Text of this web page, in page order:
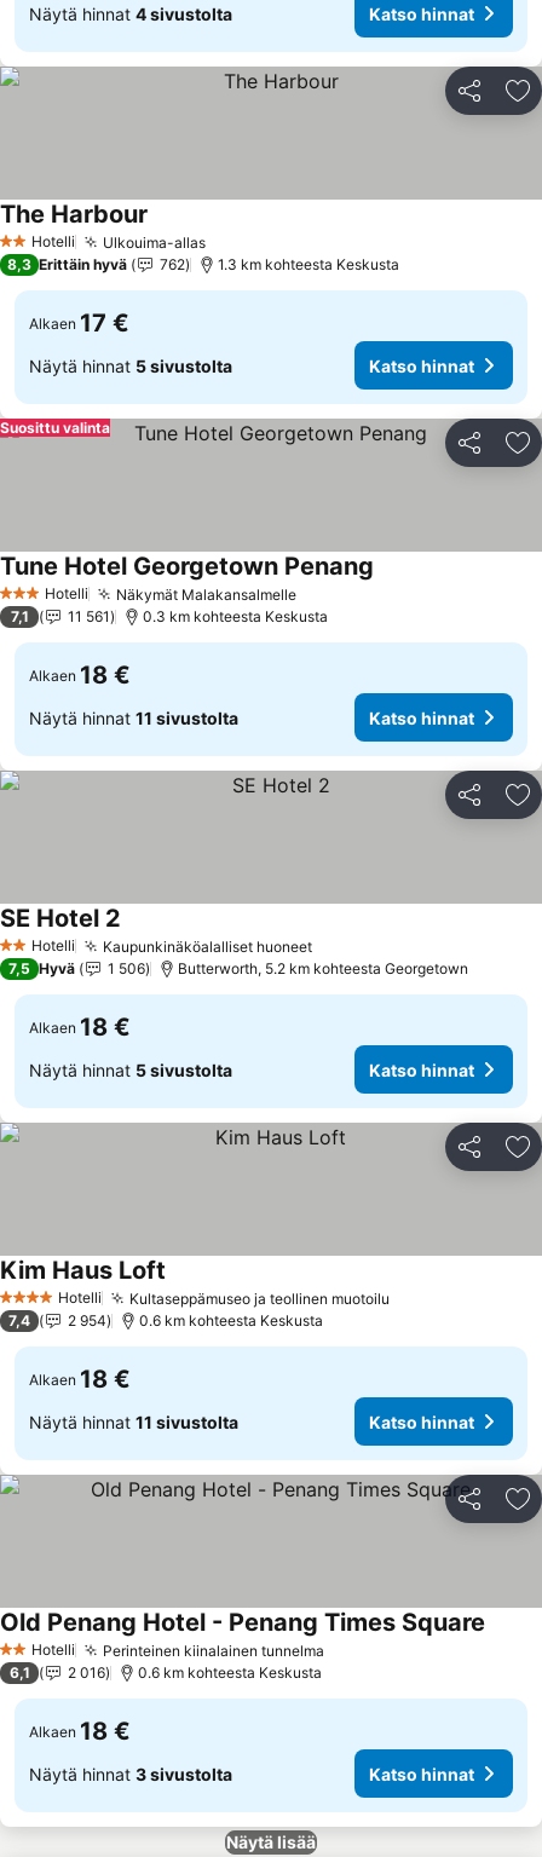
Näytä hinnat 4 sivustolta Katso hinnat
Jaa
2 Tähtiluokitus
Hotelli Ulkouima-allasKatso hinnat
The Harbour
8,3 Erittäin hyvä 762 1.3 km kohteesta Keskusta
Alkaen 17 €
Näytä hinnat 5 sivustolta Katso hinnat
Jaa
Suosittu valinta
3 Tähtiluokitus
Hotelli Näkymät MalakansalmelleKatso hinnat
Tune Hotel Georgetown Penang
7,1 11 561 0.3 km kohteesta Keskusta
Alkaen 18 €
Näytä hinnat 11 sivustolta Katso hinnat
Jaa
2 Tähtiluokitus
Hotelli Kaupunkinäköalalliset huoneetKatso hinnat
SE Hotel 2
7,5 Hyvä 1 506 Butterworth, 5.2 km kohteesta Georgetown
Alkaen 18 €
Näytä hinnat 5 sivustolta Katso hinnat
Jaa
4 Tähtiluokitus
Hotelli Kultaseppämuseo ja teollinen muotoilu
Kim Haus Loft
7,4 2 954 0.6 km kohteesta Keskusta
Alkaen 18 €
Näytä hinnat 11 sivustolta Katso hinnat
Jaa
2 Tähtiluokitus
Hotelli Perinteinen kiinalainen tunnelma
Old Penang Hotel - Penang Times Square
6,1 2 016 0.6 km kohteesta Keskusta
Alkaen 18 €
Näytä hinnat 3 sivustolta Katso hinnat
Näytä lisää